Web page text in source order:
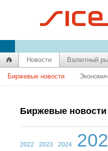
Новости Валютный
Биржевые новости
Биржевые новости
2022 2023 2024